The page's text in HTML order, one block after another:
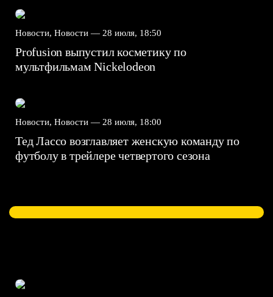
Новости, Новости — 28 июля, 18:50
Profusion выпустил косметику по
мультфильмам Nickelodeon
Новости, Новости — 28 июля, 18:00
Тед Лассо возглавляет женскую команду по
футболу в трейлере четвертого сезона